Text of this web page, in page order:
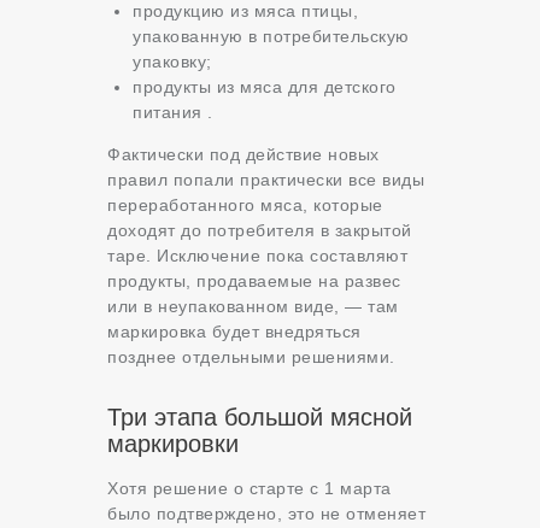
продукцию из мяса птицы,
упакованную в потребительскую
упаковку;
продукты из мяса для детского
питания .
Фактически под действие новых
правил попали практически все виды
переработанного мяса, которые
доходят до потребителя в закрытой
таре. Исключение пока составляют
продукты, продаваемые на развес
или в неупакованном виде, — там
маркировка будет внедряться
позднее отдельными решениями.
Три этапа большой мясной
маркировки
Хотя решение о старте с 1 марта
было подтверждено, это не отменяет